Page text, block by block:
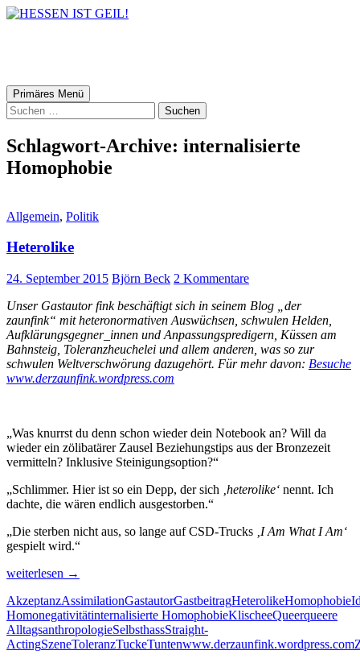
Suchen
Primäres Menü Zum
Inhalt
springen
Suchen
nach:
Schlagwort-Archive: internalisierte
Homophobie
Allgemein, Politik
Heterolike
24. September 2015 Björn Beck 2 Kommentare
Unser Gastautor fink beschäftigt sich in seinem Blog „der
zaunfink“ mit heteronormativen Auswüchsen, schwulen Helden,
Aufklärungsgegner_innen und Anpassungspredigern, Küssen am
Bahnsteig, Toleranzheuchelei und allem anderen, was so zur
schwulen Weltverschwörung dazugehört. Für mehr davon: Besuche
www.derzaunfink.wordpress.com
„Was knurrst du denn schon wieder dein Notebook an? Will da
wieder ein zölibatärer Zausel Beziehungstips aus der Bronzezeit
vermitteln? Inklusive Steinigungsoption?“
„Schlimmer. Hier ist so ein Depp, der sich ‚heterolike‘ nennt. Ich
dachte, die wären endlich ausgestorben.“
„Die sterben nicht aus, so lange auf CSD-Trucks ‚I Am What I Am‘
gespielt wird.“
Heterolike
weiterlesen →
AkzeptanzAssimilationGastautorGastbeitragHeterolikeHomophobie
Homonegativitätinternalisierte HomophobieKlischeeQueerqueere
AlltagsanthropologieSelbsthassStraight-
ActingSzeneToleranzTuckeTuntenwww.derzaunfink.wordpress.com